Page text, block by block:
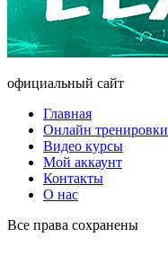
официальный сайт
Главная
Онлайн тренировки
Видео курсы
Мой аккаунт
Контакты
О нас
Все права сохранены